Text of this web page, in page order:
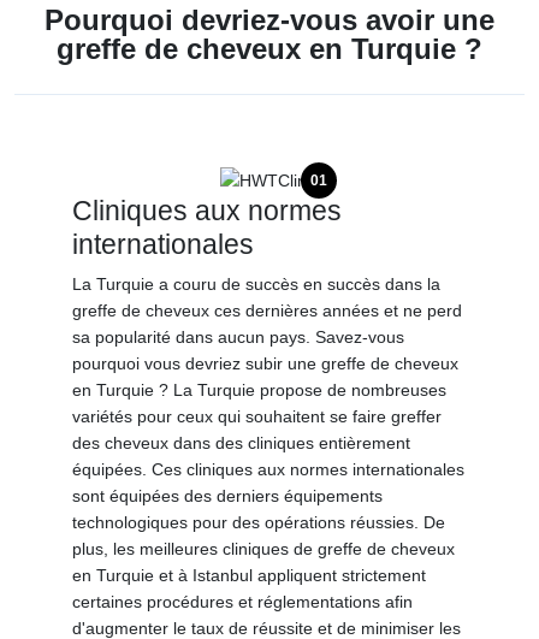
Pourquoi devriez-vous avoir une
greffe de cheveux en Turquie ?
01
Cliniques aux normes
internationales
La Turquie a couru de succès en succès dans la
greffe de cheveux ces dernières années et ne perd
sa popularité dans aucun pays. Savez-vous
pourquoi vous devriez subir une greffe de cheveux
en Turquie ? La Turquie propose de nombreuses
variétés pour ceux qui souhaitent se faire greffer
des cheveux dans des cliniques entièrement
équipées. Ces cliniques aux normes internationales
sont équipées des derniers équipements
technologiques pour des opérations réussies. De
plus, les meilleures cliniques de greffe de cheveux
en Turquie et à Istanbul appliquent strictement
certaines procédures et réglementations afin
d'augmenter le taux de réussite et de minimiser les